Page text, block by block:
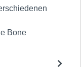
Bone